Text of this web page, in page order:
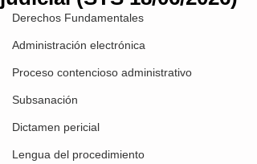
Derechos Fundamentales
Administración electrónica
Proceso contencioso administrativo
Subsanación
Dictamen pericial
Lengua del procedimiento